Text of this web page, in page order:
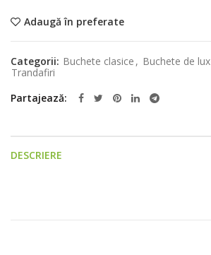
Adaugă în preferate
Categorii: Buchete clasice , Buchete de lux
Trandafiri
Partajează
DESCRIERE